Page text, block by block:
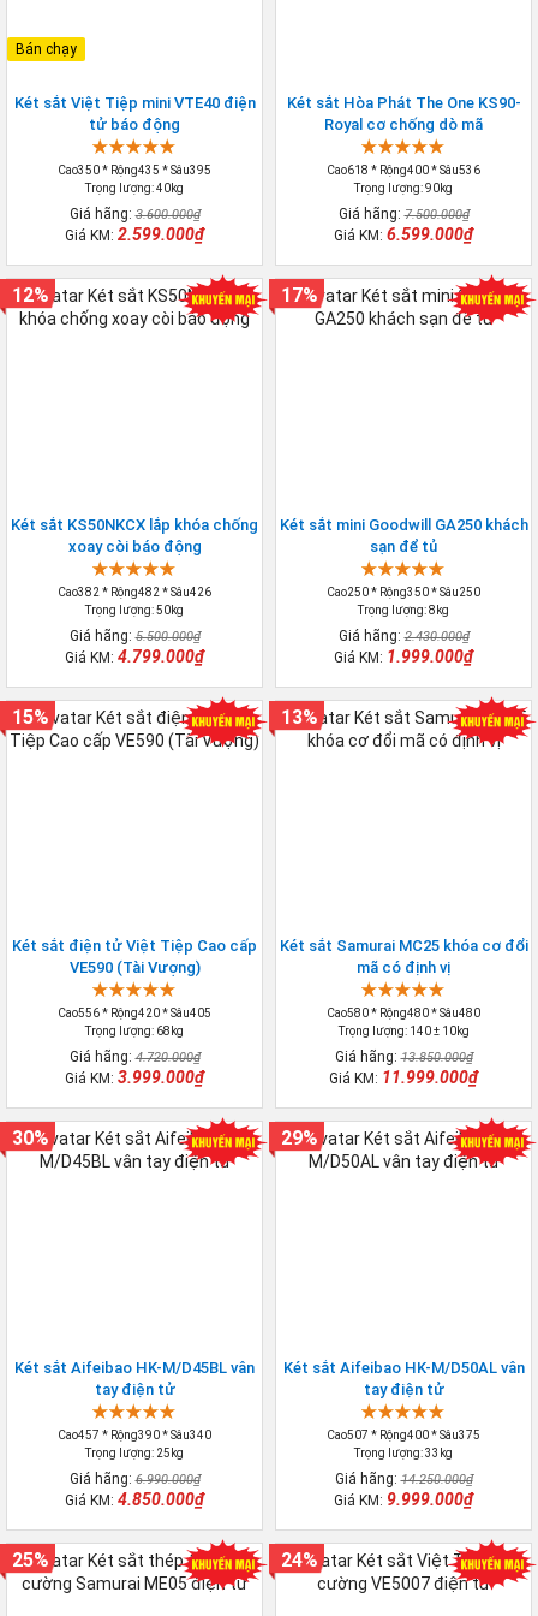
Két sắt Việt Tiệp mini VTE40 điện
tử báo động
Cao350 * Rộng435 * Sâu395
Trọng lượng: 40kg
Giá hãng:3.600.000₫
Giá KM: 2.599.000₫
Bán chạy
Két sắt Hòa Phát The One KS90-
Royal cơ chống dò mã
Cao618 * Rộng400 * Sâu536
Trọng lượng: 90kg
Giá hãng:7.500.000₫
Giá KM: 6.599.000₫
Két sắt KS50NKCX lắp khóa chống
xoay còi báo động
Cao382 * Rộng482 * Sâu426
Trọng lượng: 50kg
Giá hãng:5.500.000₫
Giá KM: 4.799.000₫
12%
Két sắt mini Goodwill GA250 khách
sạn để tủ
Cao250 * Rộng350 * Sâu250
Trọng lượng: 8kg
Giá hãng:2.430.000₫
Giá KM: 1.999.000₫
17%
Két sắt điện tử Việt Tiệp Cao cấp
VE590 (Tài Vượng)
Cao556 * Rộng420 * Sâu405
Trọng lượng: 68kg
Giá hãng:4.720.000₫
Giá KM: 3.999.000₫
15%
Két sắt Samurai MC25 khóa cơ đổi
mã có định vị
Cao580 * Rộng480 * Sâu480
Trọng lượng: 140 ± 10kg
Giá hãng:13.850.000₫
Giá KM: 11.999.000₫
13%
Két sắt Aifeibao HK-M/D45BL vân
tay điện tử
Cao457 * Rộng390 * Sâu340
Trọng lượng: 25kg
Giá hãng:6.990.000₫
Giá KM: 4.850.000₫
30%
Két sắt Aifeibao HK-M/D50AL vân
tay điện tử
Cao507 * Rộng400 * Sâu375
Trọng lượng: 33kg
Giá hãng:14.250.000₫
Giá KM: 9.999.000₫
29%
25% 24%